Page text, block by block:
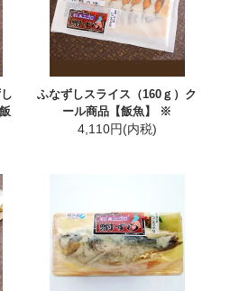
ふなずしスライス（160ｇ）ク
ール商品【飯魚】 ※
4,110円(内税)